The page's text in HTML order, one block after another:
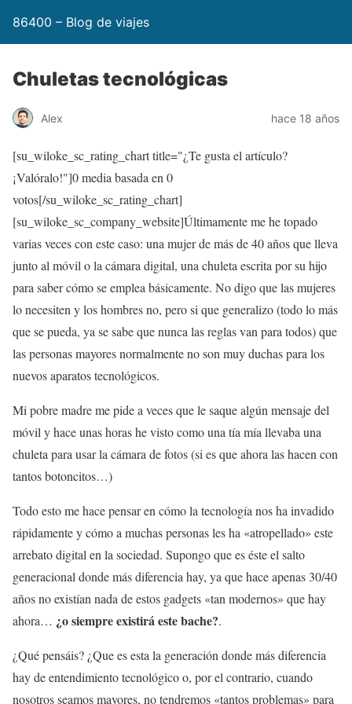
86400 – Blog de viajes
Chuletas tecnológicas
Alex hace 18 años
[su_wiloke_sc_rating_chart title="¿Te gusta el artículo?
¡Valóralo!"]0media basada en 0
votos[/su_wiloke_sc_rating_chart]
[su_wiloke_sc_company_website]Últimamente me he topado
varias veces con este caso: una mujer de más de 40 años que lleva
junto al móvil o la cámara digital, una chuleta escrita por su hijo
para saber cómo se emplea básicamente. No digo que las mujeres
lo necesiten y los hombres no, pero si que generalizo (todo lo más
que se pueda, ya se sabe que nunca las reglas van para todos) que
las personas mayores normalmente no son muy duchas para los
nuevos aparatos tecnológicos.
Mi pobre madre me pide a veces que le saque algún mensaje del
móvil y hace unas horas he visto como una tía mía llevaba una
chuleta para usar la cámara de fotos (si es que ahora las hacen con
tantos botoncitos…)
Todo esto me hace pensar en cómo la tecnología nos ha invadido
rápidamente y cómo a muchas personas les ha «atropellado» este
arrebato digital en la sociedad. Supongo que es éste el salto
generacional donde más diferencia hay, ya que hace apenas 30/40
años no existían nada de estos gadgets «tan modernos» que hay
ahora… ¿o siempre existirá este bache?.
¿Qué pensáis? ¿Que es esta la generación donde más diferencia
hay de entendimiento tecnológico o, por el contrario, cuando
nosotros seamos mayores, no tendremos «tantos problemas» para